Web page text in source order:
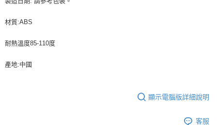
２．關於個人資料處理事宜，請瀏覽以下網址：
https://aftee.tw/terms/#terms3
「AFTEE先享後付」，若未經同意申辦者引起之損失，本公司不負相關責
４．使用「AFTEE先享後付」時，將依據個別帳號之用戶狀況，依本公司即
恩沛科技股份有限公司將有權停止該用戶之使用額度並採取法律行動。
每筆NT$150，滿NT$2,000(含以上)免運費
材質:ABS
耐熱溫度85-110度
產地:中國
顯示電腦版詳細說明
客服